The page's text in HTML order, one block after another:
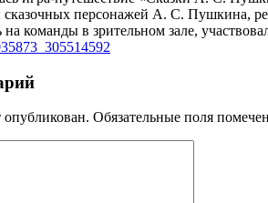
сказочных персонажей А. С. Пушкина,
команды в зрительном зале,
опубликован. Обязательные поля